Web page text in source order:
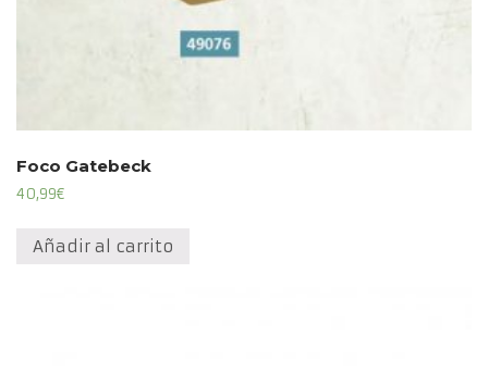
Foco Gatebeck
40,99€
Añadir al carrito